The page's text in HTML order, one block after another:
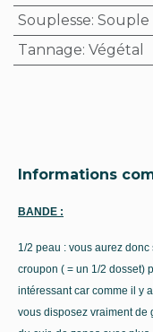
Souplesse: Souple
Tannage: Végétal
Informations
BANDE :
1/2 peau : vous aurez
croupon ( = un 1/2 dosset)
intéressant car comme il y
vous disposez vraiment